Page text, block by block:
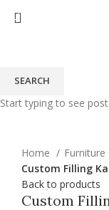
-15%
Home
Custom Filling
Back to products
Custom
SEARCH
Start typing to see